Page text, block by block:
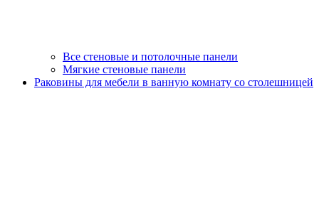
Все стеновые и потолочные панели
Мягкие стеновые панели
Раковины для мебели в ванную комнату со столешницей